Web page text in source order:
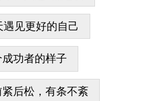
见更好的自己
功者的样子
后松，有条不紊